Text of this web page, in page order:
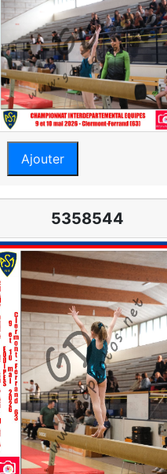
Ajouter
5358544